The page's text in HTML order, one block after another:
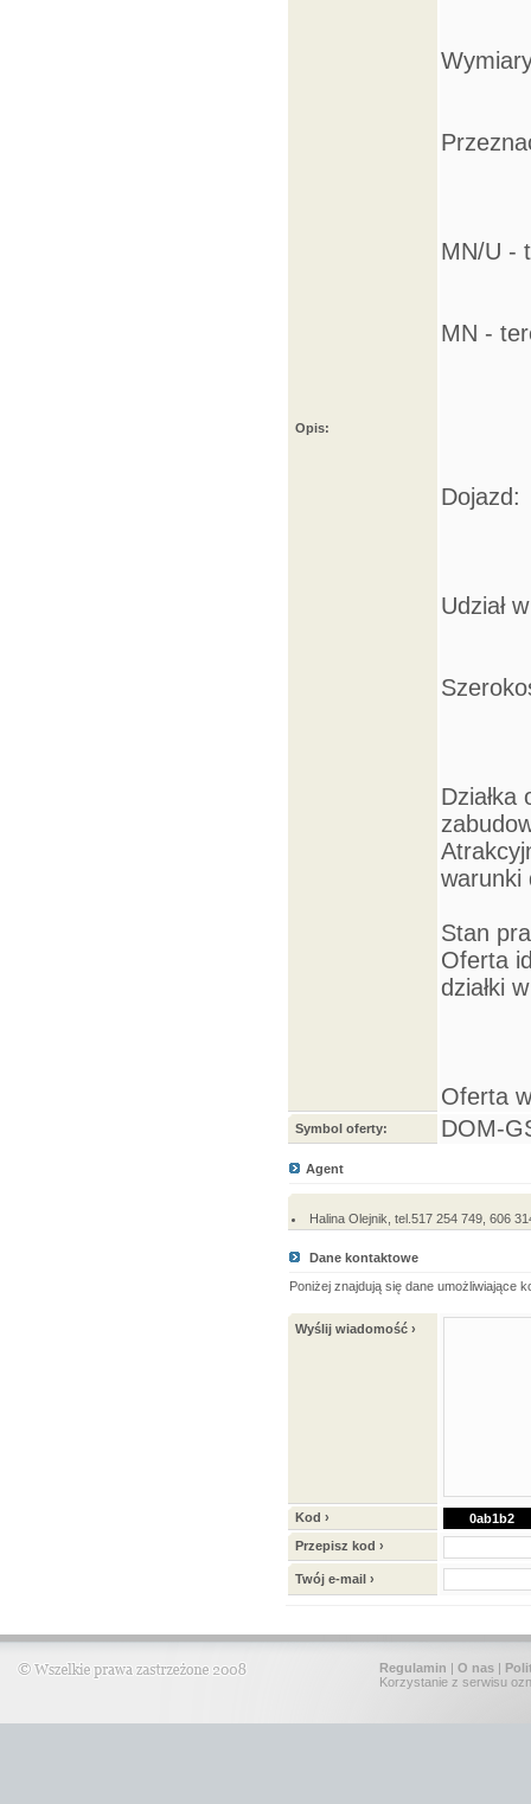
Opis:
MN/U -
MN -
Dojazd:
Udział
warunki
Stan
Oferta
działki
Oferta
Symbol oferty: DOM-
Agent
Halina Olejnik, tel.517 254 749, 606
Dane kontaktowe
Poniżej znajdują się dane umożliwiające
Wyślij wiadomość ›
Kod ›
0ab1b2
Przepisz kod ›
Twój e-mail ›
Regulamin | O nas |
Korzystanie z serwisu